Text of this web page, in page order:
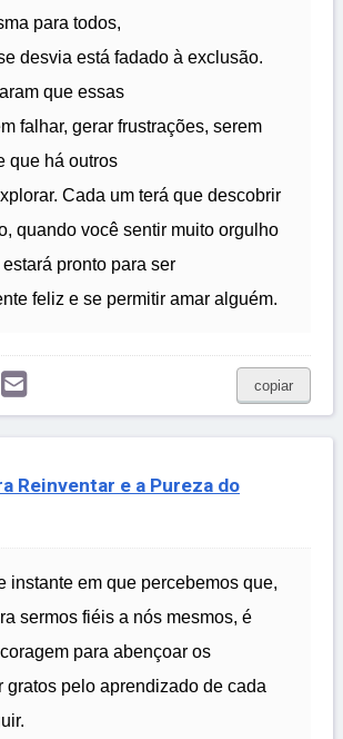
para todos,
desvia está fadado à exclusão.
que essas
falhar, gerar frustrações, serem
que há outros
Cada um terá que descobrir
quando você sentir muito orgulho
pronto para ser
feliz e se permitir amar alguém.
copiar
Reinventar e a Pureza do
instante em que percebemos que,
sermos fiéis a nós mesmos, é
para abençoar os
gratos pelo aprendizado de cada